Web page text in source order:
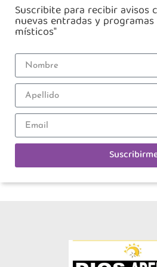
Suscribite para recibir avisos
nuevas entradas y
místicos"